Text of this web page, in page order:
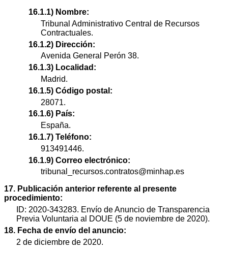
16.1.1) Nombre:
Tribunal Administrativo Central de Recursos
Contractuales.
16.1.2) Dirección:
Avenida General Perón 38.
16.1.3) Localidad:
Madrid.
16.1.5) Código postal:
28071.
16.1.6) País:
España.
16.1.7) Teléfono:
913491446.
16.1.9) Correo electrónico:
tribunal_recursos.contratos@minhap.es
17. Publicación anterior referente al presente
procedimiento:
ID: 2020-343283. Envío de Anuncio de Transparencia
Previa Voluntaria al DOUE (5 de noviembre de 2020).
18. Fecha de envío del anuncio:
2 de diciembre de 2020.